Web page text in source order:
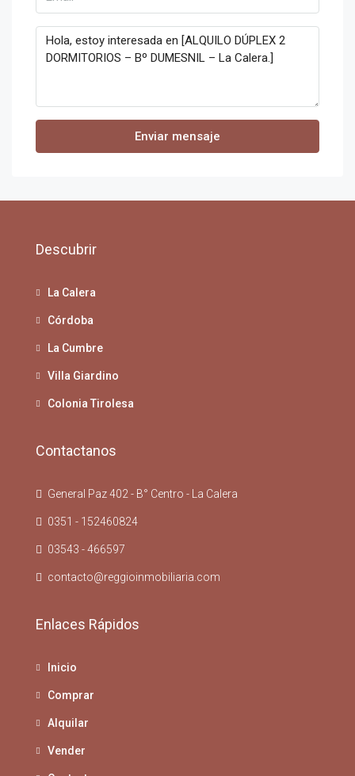
Enviar mensaje
Descubrir
La Calera
Córdoba
La Cumbre
Villa Giardino
Colonia Tirolesa
Contactanos
General Paz 402 - B° Centro - La Calera
0351 - 152460824
03543 - 466597
contacto@reggioinmobiliaria.com
Enlaces Rápidos
Inicio
Comprar
Alquilar
Vender